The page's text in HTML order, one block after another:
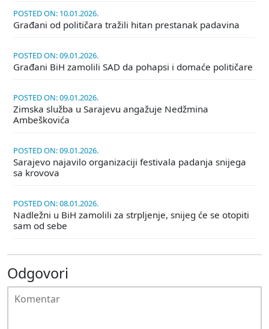
POSTED ON: 10.01.2026.
Građani od političara tražili hitan prestanak padavina
POSTED ON: 09.01.2026.
Građani BiH zamolili SAD da pohapsi i domaće političare
POSTED ON: 09.01.2026.
Zimska služba u Sarajevu angažuje Nedžmina
Ambeškovića
POSTED ON: 09.01.2026.
Sarajevo najavilo organizaciji festivala padanja snijega
sa krovova
POSTED ON: 08.01.2026.
Nadležni u BiH zamolili za strpljenje, snijeg će se otopiti
sam od sebe
Odgovori